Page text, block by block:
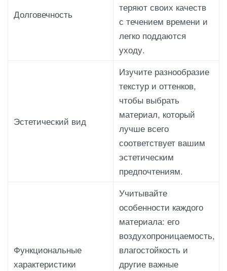
Долговечность
теряют своих качеств
с течением времени и
легко поддаются
уходу.
Эстетический вид
Изучите разнообразие
текстур и оттенков,
чтобы выбрать
материал, который
лучше всего
соответствует вашим
эстетическим
предпочтениям.
Функциональные
характеристики
Учитывайте
особенности каждого
материала: его
воздухопроницаемость,
влагостойкость и
другие важные